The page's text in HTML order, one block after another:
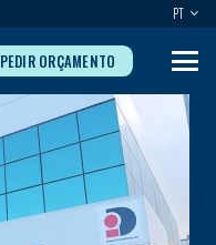
PT
PEDIR ORÇAMENTO